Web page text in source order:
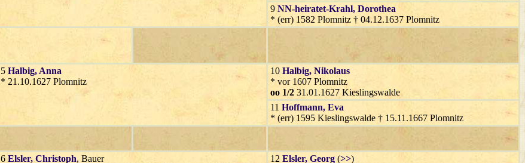
9 NN-heiratet-Krahl, Dorothea
* (err) 1582 Plomnitz † 04.12.1637 Plomnitz
5 Halbig, Anna
* 21.10.1627 Plomnitz
10 Halbig, Nikolaus
* vor 1607 Plomnitz
oo 1/2 31.01.1627 Kieslingswalde
11 Hoffmann, Eva
* (err) 1595 Kieslingswalde † 15.11.1667 Plomnitz
6 Elsler, Christoph, Bauer
12 Elsler, Georg (>>)